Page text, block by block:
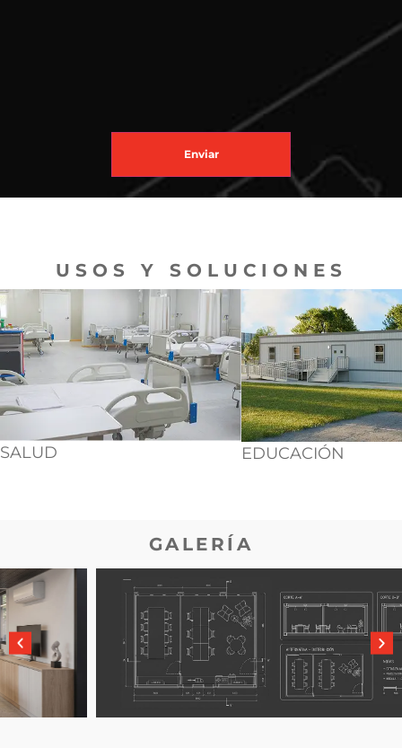
Enviar
USOS Y SOLUCIONES
SALUD EDUCACIÓN
GALERÍA